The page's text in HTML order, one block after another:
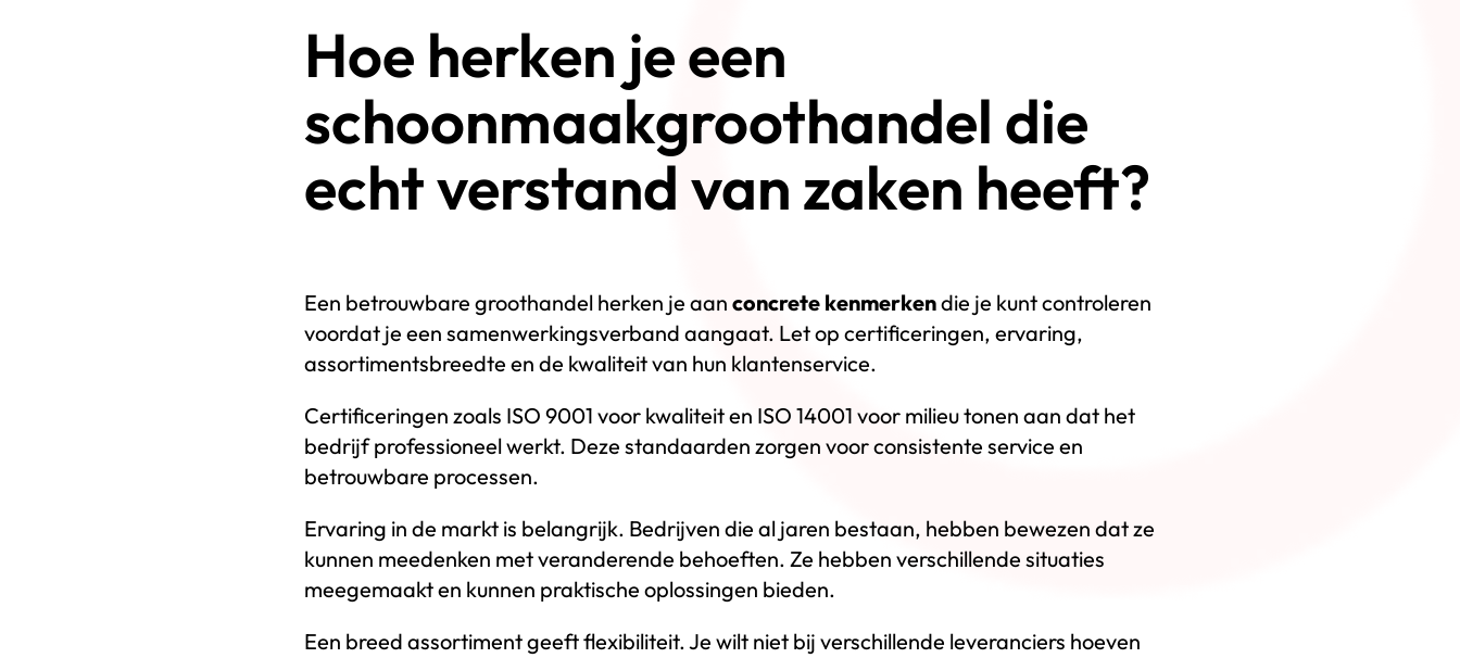
Hoe herken je een
schoonmaakgroothandel die
echt verstand van zaken heeft?
Een betrouwbare groothandel herken je aan concrete kenmerkendie je kunt controleren
voordat je een samenwerkingsverband aangaat. Let op certificeringen, ervaring,
assortimentsbreedte en de kwaliteit van hun klantenservice.
Certificeringen zoals ISO 9001 voor kwaliteit en ISO 14001 voor milieu tonen aan dat het
bedrijf professioneel werkt. Deze standaarden zorgen voor consistente service en
betrouwbare processen.
Ervaring in de markt is belangrijk. Bedrijven die al jaren bestaan, hebben bewezen dat ze
kunnen meedenken met veranderende behoeften. Ze hebben verschillende situaties
meegemaakt en kunnen praktische oplossingen bieden.
Een breed assortiment geeft flexibiliteit. Je wilt niet bij verschillende leveranciers hoeven